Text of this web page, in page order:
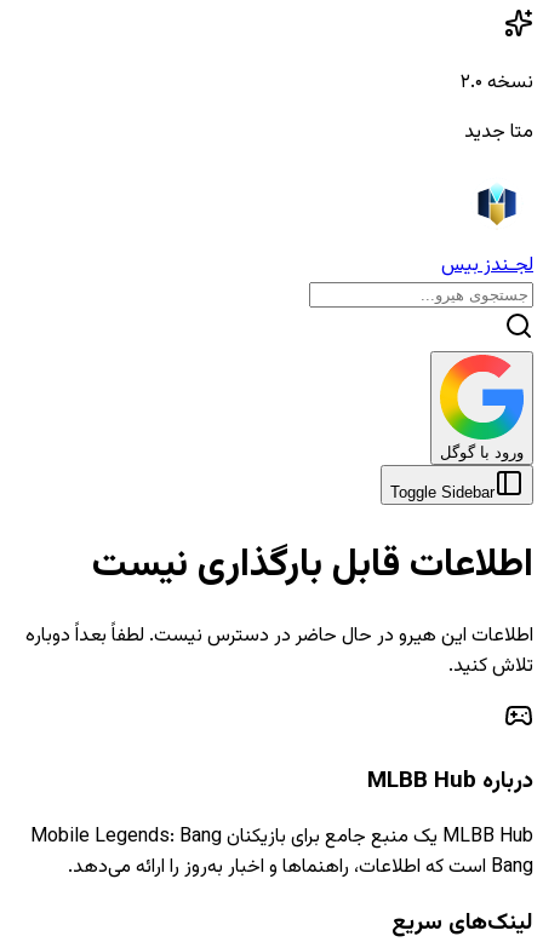
نسخه ۲.۰
متا جدید
لجـندز بیس
ورود با گوگل
Toggle Sidebar
اطلاعات قابل بارگذاری نیست
اطلاعات این هیرو در حال حاضر در دسترس نیست. لطفاً بعداً دوباره
تلاش کنید.
درباره MLBB Hub
MLBB Hub یک منبع جامع برای بازیکنان Mobile Legends: Bang
Bang است که اطلاعات، راهنماها و اخبار به‌روز را ارائه می‌دهد.
لینک‌های سریع